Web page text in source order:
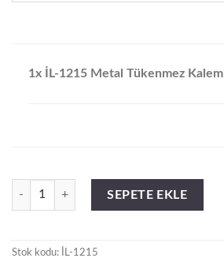
1x İL-1215 Metal Tükenmez Kalem
İL-1215 Metal Tükenmez Kalem adet
SEPETE EKLE
Stok kodu: İL-1215